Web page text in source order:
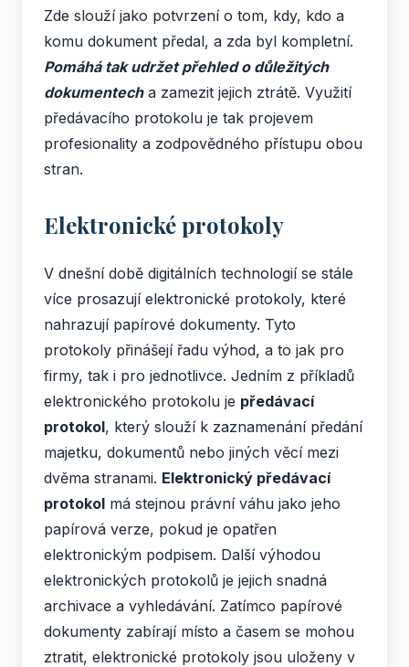
Zde slouží jako potvrzení o tom, kdy, kdo a
komu dokument předal, a zda byl kompletní.
Pomáhá tak udržet přehled o důležitých
dokumentecha zamezit jejich ztrátě. Využití
předávacího protokolu je tak projevem
profesionality a zodpovědného přístupu obou
stran.
Elektronické protokoly
V dnešní době digitálních technologií se stále
více prosazují elektronické protokoly, které
nahrazují papírové dokumenty. Tyto
protokoly přinášejí řadu výhod, a to jak pro
firmy, tak i pro jednotlivce. Jedním z příkladů
elektronického protokolu je předávací
protokol, který slouží k zaznamenání předání
majetku, dokumentů nebo jiných věcí mezi
dvěma stranami. Elektronický předávací
protokol má stejnou právní váhu jako jeho
papírová verze, pokud je opatřen
elektronickým podpisem. Další výhodou
elektronických protokolů je jejich snadná
archivace a vyhledávání. Zatímco papírové
dokumenty zabírají místo a časem se mohou
ztratit, elektronické protokoly jsou uloženy v